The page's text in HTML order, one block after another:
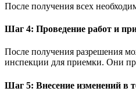
После получения всех
Шаг 4: Проведение работ и
После получения разрешения
инспекции для приемки. Они
Шаг 5: Внесение изменений в